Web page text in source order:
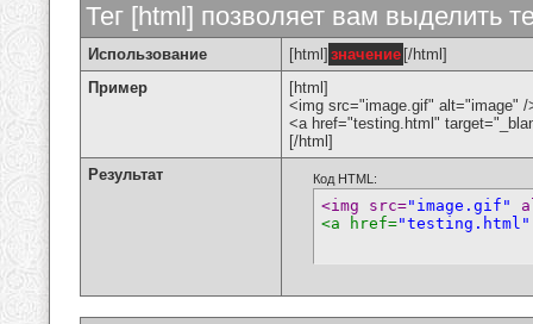
Тег [html] позволяет вам выделить
Использование [html] значение [/html]
Пример
[html]
<img src="image.gif" alt="image" /
<a href="testing.html"
[/html]
Результат
Код HTML:
<img src="image.gif"
<a href="testing.html"